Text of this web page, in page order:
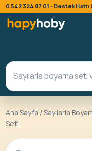
0 542 324 87 01 - Destek
Ana Sayfa /Sayılarla
Seti